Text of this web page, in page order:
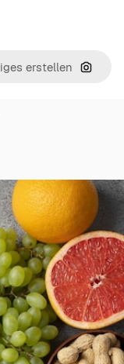
Nach